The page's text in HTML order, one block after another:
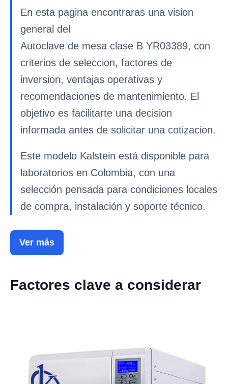
En esta pagina encontraras una vision
general del
Autoclave de mesa clase B YR03389, con
criterios de seleccion, factores de
inversion, ventajas operativas y
recomendaciones de mantenimiento. El
objetivo es facilitarte una decision
informada antes de solicitar una cotizacion.
Este modelo Kalstein está disponible para
laboratorios en Colombia, con una
selección pensada para condiciones locales
de compra, instalación y soporte técnico.
Ver más
Factores clave a considerar